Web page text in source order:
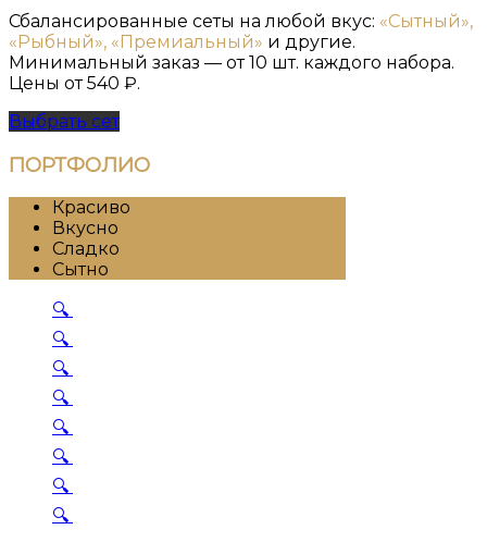
Сбалансированные сеты на любой вкус: «Сытный»,
«Рыбный», «Премиальный» и другие.
Минимальный заказ — от 10 шт. каждого набора.
Цены от 540 ₽.
Выбрать сет
ПОРТФОЛИО
Красиво
Вкусно
Сладко
Сытно
🔍
🔍
🔍
🔍
🔍
🔍
🔍
🔍